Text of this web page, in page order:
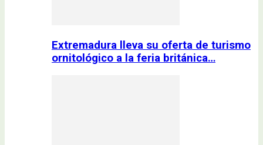
Extremadura lleva su oferta de turismo
ornitológico a la feria británica…